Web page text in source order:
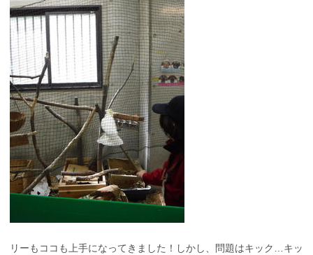
リーもココも上手になってきました！しかし、問題はキック…キッ